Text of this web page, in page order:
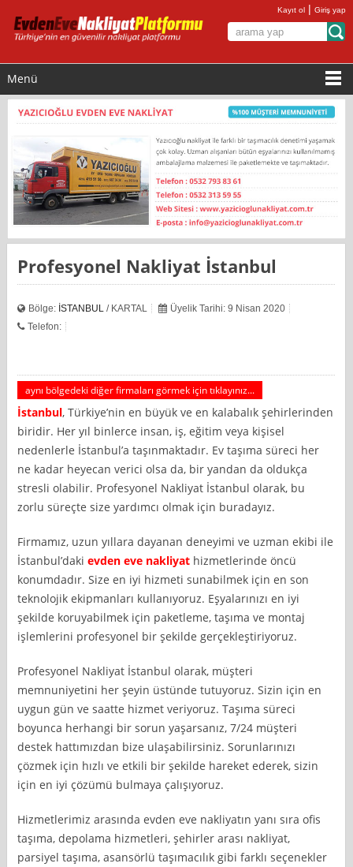
Kayıt ol |Giriş yap
Menü
Profesyonel Nakliyat İstanbul
Bölge: İSTANBUL / KARTAL
Üyelik Tarihi: 9 Nisan 2020
Telefon:
aynı bölgedeki diğer firmaları görmek için tıklayınız...
İstanbul, Türkiye’nin en büyük ve en kalabalık şehirlerinden
biridir. Her yıl binlerce insan, iş, eğitim veya kişisel
nedenlerle İstanbul’a taşınmaktadır. Ev taşıma süreci her
ne kadar heyecan verici olsa da, bir yandan da oldukça
stresli olabilir. Profesyonel Nakliyat İstanbul olarak, bu
zorlu süreçte size yardımcı olmak için buradayız.
Firmamız, uzun yıllara dayanan deneyimi ve uzman ekibi ile
İstanbul’dakievden eve nakliyat hizmetlerinde öncü
konumdadır. Size en iyi hizmeti sunabilmek için en son
teknolojik ekipmanları kullanıyoruz. Eşyalarınızı en iyi
şekilde koruyabilmek için paketleme, taşıma ve montaj
işlemlerini profesyonel bir şekilde gerçekleştiriyoruz.
Profesyonel Nakliyat İstanbul olarak, müşteri
memnuniyetini her şeyin üstünde tutuyoruz. Sizin için en
uygun gün ve saatte hizmet veriyoruz. Taşıma süreci
boyunca herhangi bir sorun yaşarsanız, 7/24 müşteri
destek hattımızdan bize ulaşabilirsiniz. Sorunlarınızı
çözmek için hızlı ve etkili bir şekilde hareket ederek, sizin
için en iyi çözümü bulmaya çalışıyoruz.
Hizmetlerimiz arasında evden eve nakliyatın yanı sıra ofis
taşıma, depolama hizmetleri, şehirler arası nakliyat,
parsiyel taşıma, asansörlü taşımacılık gibi farklı seçenekler